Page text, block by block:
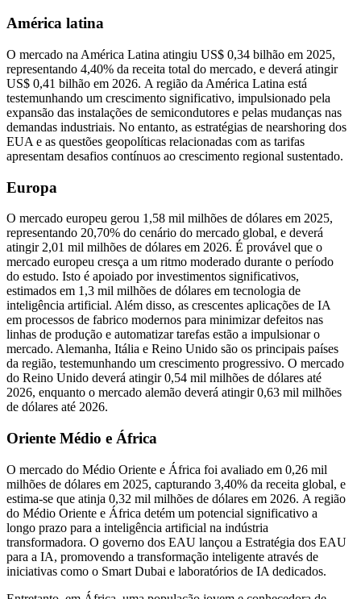
América latina
O mercado na América Latina atingiu US$ 0,34 bilhão em 2025,
representando 4,40% da receita total do mercado, e deverá atingir
US$ 0,41 bilhão em 2026. A região da América Latina está
testemunhando um crescimento significativo, impulsionado pela
expansão das instalações de semicondutores e pelas mudanças nas
demandas industriais. No entanto, as estratégias de nearshoring dos
EUA e as questões geopolíticas relacionadas com as tarifas
apresentam desafios contínuos ao crescimento regional sustentado.
Europa
O mercado europeu gerou 1,58 mil milhões de dólares em 2025,
representando 20,70% do cenário do mercado global, e deverá
atingir 2,01 mil milhões de dólares em 2026. É provável que o
mercado europeu cresça a um ritmo moderado durante o período
do estudo. Isto é apoiado por investimentos significativos,
estimados em 1,3 mil milhões de dólares em tecnologia de
inteligência artificial. Além disso, as crescentes aplicações de IA
em processos de fabrico modernos para minimizar defeitos nas
linhas de produção e automatizar tarefas estão a impulsionar o
mercado. Alemanha, Itália e Reino Unido são os principais países
da região, testemunhando um crescimento progressivo. O mercado
do Reino Unido deverá atingir 0,54 mil milhões de dólares até
2026, enquanto o mercado alemão deverá atingir 0,63 mil milhões
de dólares até 2026.
Oriente Médio e África
O mercado do Médio Oriente e África foi avaliado em 0,26 mil
milhões de dólares em 2025, capturando 3,40% da receita global, e
estima-se que atinja 0,32 mil milhões de dólares em 2026. A região
do Médio Oriente e África detém um potencial significativo a
longo prazo para a inteligência artificial na indústria
transformadora. O governo dos EAU lançou a Estratégia dos EAU
para a IA, promovendo a transformação inteligente através de
iniciativas como o Smart Dubai e laboratórios de IA dedicados.